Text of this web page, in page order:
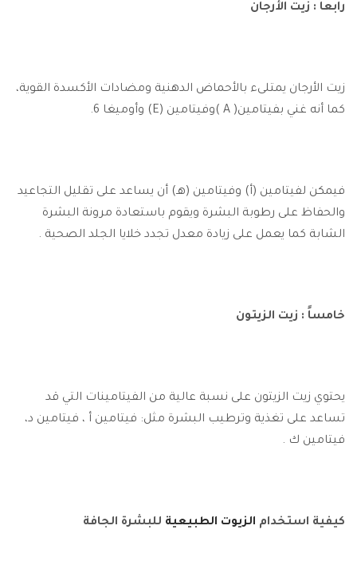
رابعاً : زيت الأرجان
زيت الأرجان يمتلىء بالأحماض الدهنية ومضادات الأكسدة القوية،
كما أنه غني بفيتامين( A )وفيتامين (E) وأوميغا 6.
فيمكن لفيتامين (أ) وفيتامين (هـ) أن يساعد على تقليل التجاعيد
والحفاظ على رطوبة البشرة ويقوم باستعادة مرونة البشرة
الشابة كما يعمل على زيادة معدل تجدد خلايا الجلد الصحية .
خامساً : زيت الزيتون
يحتوي زيت الزيتون على نسبة عالية من الفيتامينات التي قد
تساعد على تغذية وترطيب البشرة مثل: فيتامين أ ، فيتامين د،
فيتامين ك .
كيفية استخدام الزيوت الطبيعية للبشرة الجافة